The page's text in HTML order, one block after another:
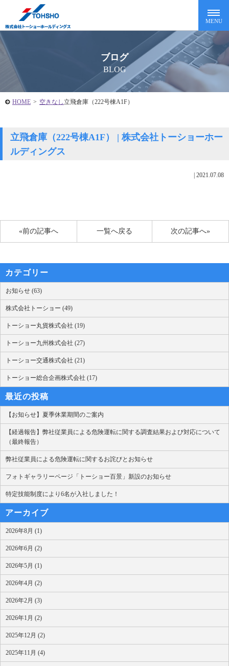
ブログ
BLOG
HOME > 空きなし立飛倉庫（222号棟A1F）
立飛倉庫（222号棟A1F） | 株式会社トーショーホー
ルディングス
2021.07.08
«前の記事へ 次の記事へ»
一覧へ戻る
カテゴリー
お知らせ (63)
株式会社トーショー (49)
トーショー丸貨株式会社 (19)
トーショー九州株式会社 (27)
トーショー交通株式会社 (21)
トーショー総合企画株式会社 (17)
最近の投稿
【お知らせ】夏季休業期間のご案内
【経過報告】弊社従業員による危険運転に関する調査結果および対応について
（最終報告）
弊社従業員による危険運転に関するお詫びとお知らせ
フォトギャラリーページ「トーショー百景」新設のお知らせ
特定技能制度により6名が入社しました！
アーカイブ
2026年8月 (1)
2026年6月 (2)
2026年5月 (1)
2026年4月 (2)
2026年2月 (3)
2026年1月 (2)
2025年12月 (2)
2025年11月 (4)